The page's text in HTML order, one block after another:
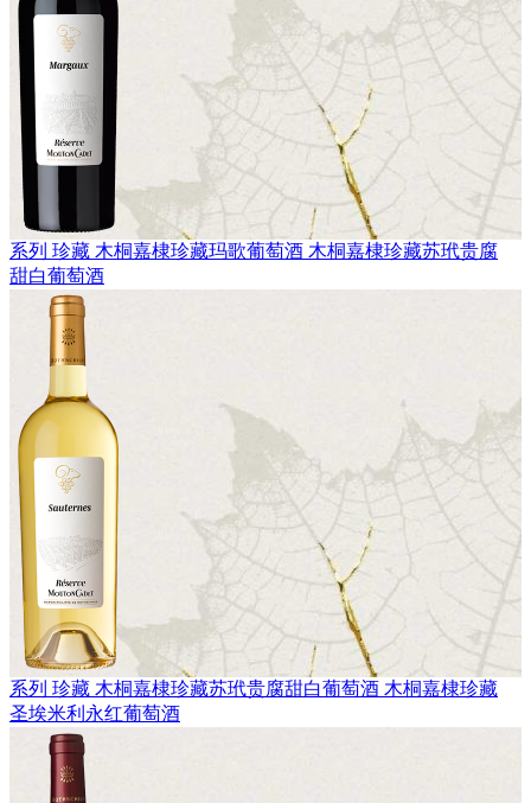
系列 珍藏 木桐嘉棣珍藏玛歌葡萄酒 木桐嘉棣珍藏苏玳贵腐
甜白葡萄酒
系列 珍藏 木桐嘉棣珍藏苏玳贵腐甜白葡萄酒 木桐嘉棣珍藏
圣埃米利永红葡萄酒